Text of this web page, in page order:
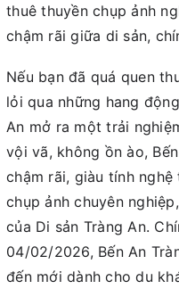
thuê thuyền chụp ảnh
chậm rãi giữa di sản,
Nếu bạn đã quá quen
lỏi qua những hang
An mở ra một trải
vội vã, không ồn ào,
chậm rãi, giàu tính
chụp ảnh chuyên
của Di sản Tràng An.
04/02/2026, Bến An
đến mới dành cho du